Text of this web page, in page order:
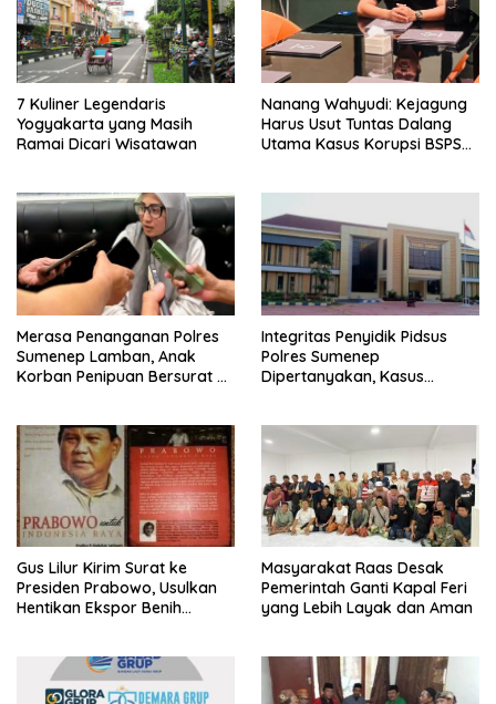
7 Kuliner Legendaris
Yogyakarta yang Masih
Ramai Dicari Wisatawan
Nanang Wahyudi: Kejagung
Harus Usut Tuntas Dalang
Utama Kasus Korupsi BSPS
Merasa Penanganan Polres
Sumenep Lamban, Anak
Korban Penipuan Bersurat ke
Integritas Penyidik Pidsus
Polres Sumenep
Dipertanyakan, Kasus
Kepastian
Gus Lilur Kirim Surat ke
Presiden Prabowo, Usulkan
Hentikan Ekspor Benih
Masyarakat Raas Desak
Pemerintah Ganti Kapal Feri
yang Lebih Layak dan Aman